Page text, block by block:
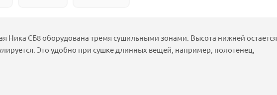
Ника СБ8 оборудована тремя сушильными зонами. Высота нижней остается
Это удобно при сушке длинных вещей, например, полотенец,